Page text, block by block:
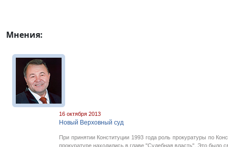
Мнения:
16 октября 2013
Новый Верховный суд
При принятии Конституции 1993 года роль прокуратуры по
прокуратуре находились в главе "Судебная власть". Это